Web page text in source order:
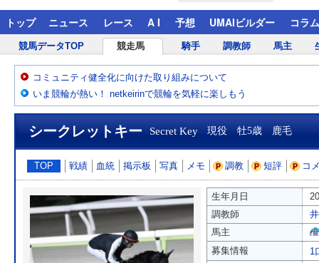
トップ ニュース レース A I 予想 UMAIビルダー コラム
競馬データTOP 競走馬 騎手 調教師 馬主
コミュニティ健全化に向けた取り組みについて
いま競輪が熱い！ netkeirinで競輪を気軽に楽しもう
シークレットキー Secret Key 現役 牡5歳 鹿毛
TOP 戦績 血統 掲示板 写真 メモ 調教 短評 コ
生年月日
調教師
馬主
募集情報
1